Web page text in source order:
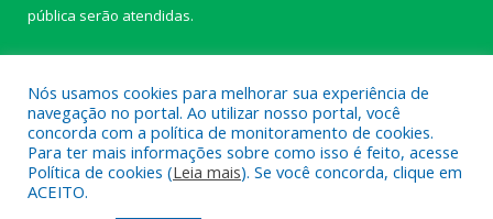
pública serão atendidas.
Todos os direitos reservados a câmara de Paragominas.
Nós usamos cookies para melhorar sua experiência de
navegação no portal. Ao utilizar nosso portal, você
concorda com a política de monitoramento de cookies.
Para ter mais informações sobre como isso é feito, acesse
Política de cookies (Leia mais). Se você concorda, clique em
ACEITO.